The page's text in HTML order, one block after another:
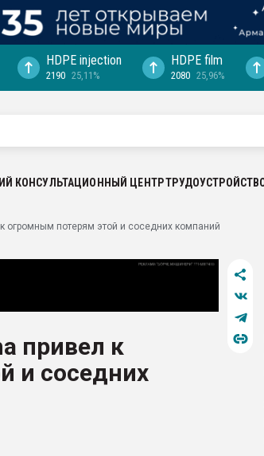
HDPE injection
2190 25,11%
HDPE film
2080 25,96%
КОНСУЛЬТАЦИОННЫЙ ЦЕНТР
огромным потерям этой и соседних компаний
привел к
и соседних